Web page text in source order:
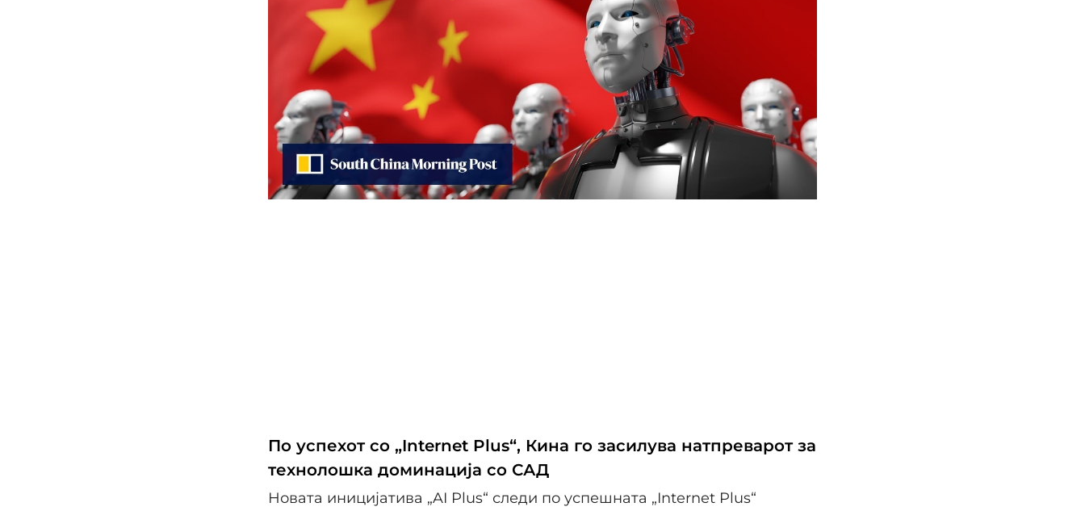
По успехот со „Internet Plus“, Кина го засилува натпреварот за
технолошка доминација со САД
Новата иницијатива „AI Plus“ следи по успешната „Internet Plus“